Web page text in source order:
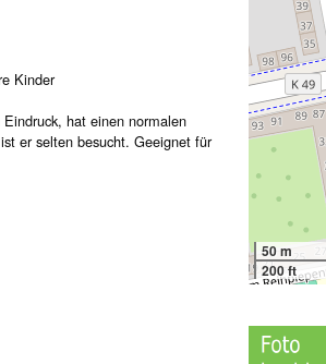
Kinder
hat einen normalen
er selten besucht. Geeignet für
50 m
200 ft